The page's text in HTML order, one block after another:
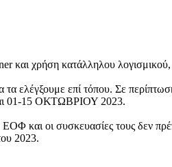
χρήση κατάλληλου
τα ελέγξουμε επί τόπου. Σε
01-15 ΟΚΤΩΒΡΙΟΥ 2023.
και οι συσκευασίες τους δεν
2023.